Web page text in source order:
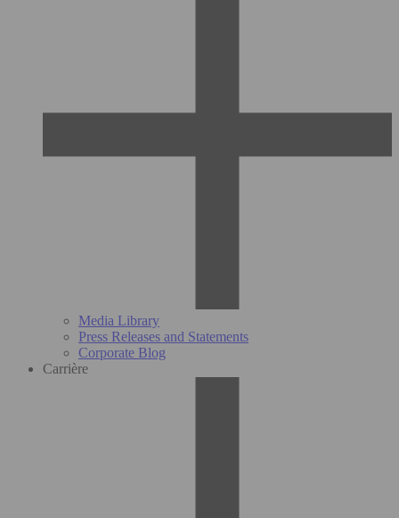
Media Library
Press Releases and Statements
Corporate Blog
Carrière